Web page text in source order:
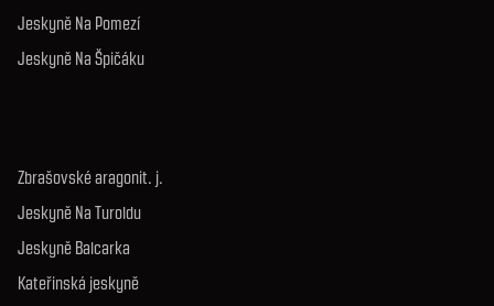
Jeskyně Na Pomezí
Jeskyně Na Špičáku
Zbrašovské aragonit. j.
Jeskyně Na Turoldu
Jeskyně Balcarka
Kateřinská jeskyně